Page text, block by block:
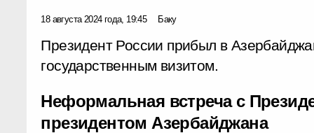
18 августа 2024 года, 19:45 Баку
Президент России прибыл в
государственным визитом.
Неформальная встреча с
президентом Азербайджана